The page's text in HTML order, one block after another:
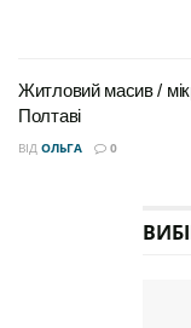
Житловий масив /
Полтаві
ВІД ОЛЬГА 0